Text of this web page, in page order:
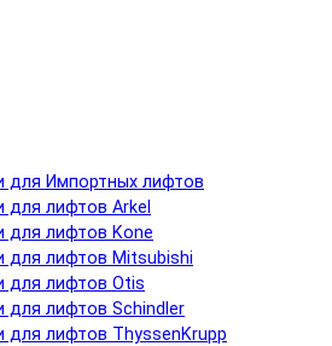
для Импортных лифтов
для лифтов Arkel
для лифтов Kone
для лифтов Mitsubishi
для лифтов Otis
для лифтов Schindler
для лифтов ThyssenKrupp